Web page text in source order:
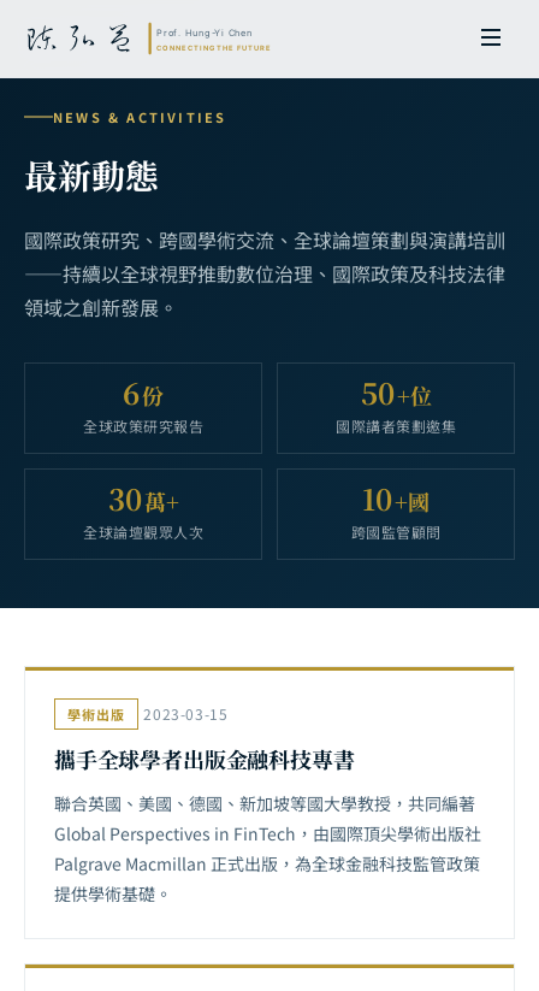
NEWS & ACTIVITIES
最新動態
國際政策研究、跨國學術交流、全球論壇策劃與演講培訓
——持續以全球視野推動數位治理、國際政策及科技法律
領域之創新發展。
6份
全球政策研究報告
50+位
國際講者策劃邀集
30萬+
全球論壇觀眾人次
10+國
跨國監管顧問
學術出版 2023-03-15
攜手全球學者出版金融科技專書
聯合英國、美國、德國、新加坡等國大學教授，共同編著
Global Perspectives in FinTech，由國際頂尖學術出版社
Palgrave Macmillan 正式出版，為全球金融科技監管政策
提供學術基礎。